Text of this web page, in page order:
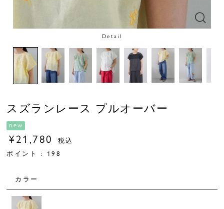
Detail
スズランレース プルオーバー
new
¥ 21,780
税込
ポイント : 198
カラー